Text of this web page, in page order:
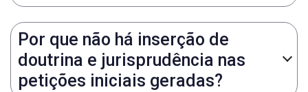
Por que não há inserção de
doutrina e jurisprudência nas
petições iniciais geradas?